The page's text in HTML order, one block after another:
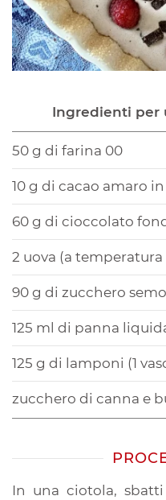
Ingredienti per
50 g di farina 00
10 g di cacao amaro
60 g di cioccolato
2 uova (a
90 g di zucchero
125 ml di panna
125 g di lamponi (1
zucchero di canna e
In una ciotola,